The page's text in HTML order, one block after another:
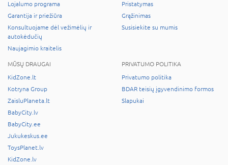
Lojalumo programa
Garantija ir priežiūra
Konsultuojame dėl vežimėlių ir
autokėdučių
Naujagimio kraitelis
Pristatymas
Grąžinimas
Susisiekite su mumis
MŪSŲ DRAUGAI
KidZone.lt
Kotryna Group
ZaisluPlaneta.lt
BabyCity.lv
BabyCity.ee
Jukukeskus.ee
ToysPlanet.lv
KidZone.lv
PRIVATUMO POLITIKA
Privatumo politika
BDAR teisių įgyvendinimo formos
Slapukai